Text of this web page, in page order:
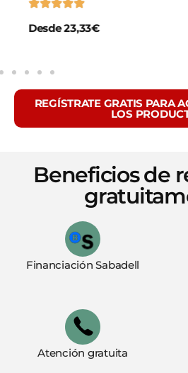
Desde 23,33€
REGÍSTRATE GRATIS PARA
LOS
Beneficios de
Financiación Sabadell
Atención gratuita